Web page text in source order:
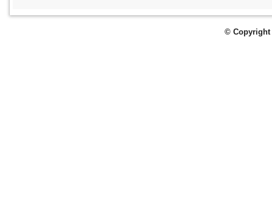
© Copyright